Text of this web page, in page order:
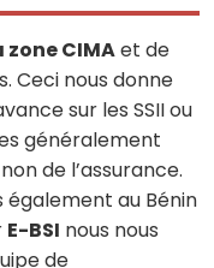
CIMAet de
Ceci nous donne
sur les SSII ou
généralement
de l’assurance.
également au Bénin
E-BSI nous nous
de